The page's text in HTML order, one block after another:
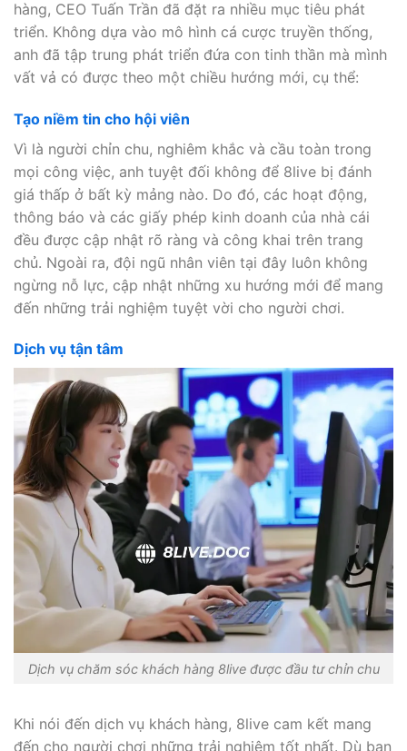
hàng, CEO Tuấn Trần đã đặt ra nhiều mục tiêu phát
triển. Không dựa vào mô hình cá cược truyền thống,
anh đã tập trung phát triển đứa con tinh thần mà mình
vất vả có được theo một chiều hướng mới, cụ thể:
Tạo niềm tin cho hội viên
Vì là người chỉn chu, nghiêm khắc và cầu toàn trong
mọi công việc, anh tuyệt đối không để 8live bị đánh
giá thấp ở bất kỳ mảng nào. Do đó, các hoạt động,
thông báo và các giấy phép kinh doanh của nhà cái
đều được cập nhật rõ ràng và công khai trên trang
chủ. Ngoài ra, đội ngũ nhân viên tại đây luôn không
ngừng nỗ lực, cập nhật những xu hướng mới để mang
đến những trải nghiệm tuyệt vời cho người chơi.
Dịch vụ tận tâm
Dịch vụ chăm sóc khách hàng 8live được đầu tư chỉn chu
Khi nói đến dịch vụ khách hàng, 8live cam kết mang
đến cho người chơi những trải nghiệm tốt nhất. Dù bạn